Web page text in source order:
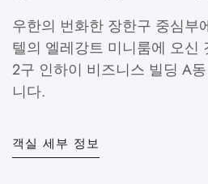
우한의 번화한 장한구 중심부
텔의 엘레강트 미니룸에 오신
2구 인하이 비즈니스 빌딩 A
니다.
객실 세부 정보